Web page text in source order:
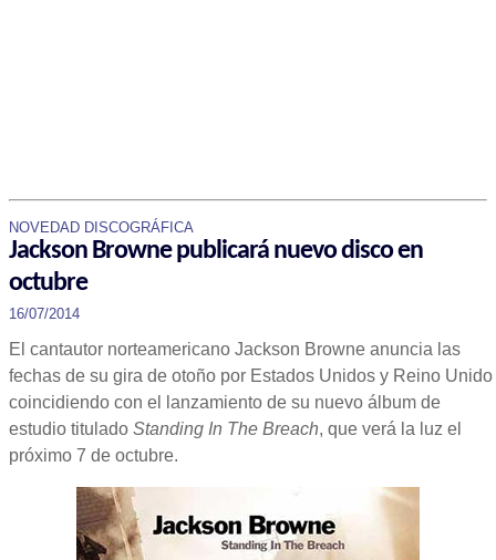
NOVEDAD DISCOGRÁFICA
Jackson Browne publicará nuevo disco en
octubre
16/07/2014
El cantautor norteamericano Jackson Browne anuncia las
fechas de su gira de otoño por Estados Unidos y Reino Unido
coincidiendo con el lanzamiento de su nuevo álbum de
estudio titulado Standing In The Breach, que verá la luz el
próximo 7 de octubre.